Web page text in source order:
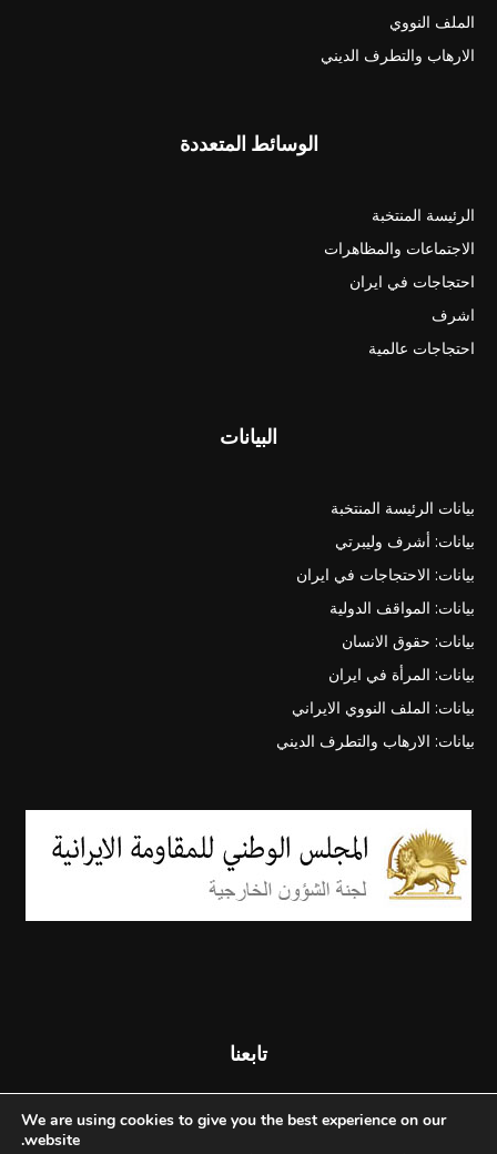
الملف النووي
الارهاب والتطرف الديني
الوسائط المتعددة
الرئيسة المنتخبة
الاجتماعات والمظاهرات
احتجاجات في ايران
اشرف
احتجاجات عالمية
البيانات
بيانات الرئيسة المنتخبة
بيانات: أشرف وليبرتي
بيانات: الاحتجاجات في ايران
بيانات: المواقف الدولية
بيانات: حقوق الانسان
بيانات: المرأة في ايران
بيانات: الملف النووي الايراني
بيانات: الارهاب والتطرف الديني
تابعنا
We are using cookies to give you the best experience on our
website.